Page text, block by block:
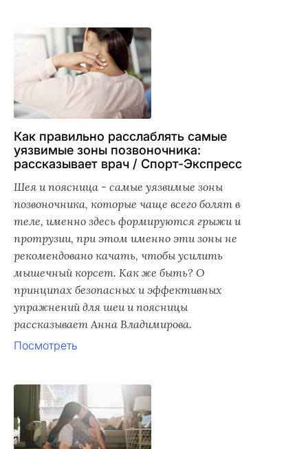
Как правильно расслаблять самые
уязвимые зоны позвоночника:
рассказывает врач / Спорт-Экспресс
Шея и поясница - самые уязвимые зоны
позвоночника, которые чаще всего болят в
теле, именно здесь формируются грыжи и
протрузии, при этом именно эти зоны не
рекомендовано качать, чтобы усилить
мышечный корсет. Как же быть? О
принципах безопасных и эффективных
упражнений для шеи и поясницы
рассказывает Анна Владимирова.
Посмотреть